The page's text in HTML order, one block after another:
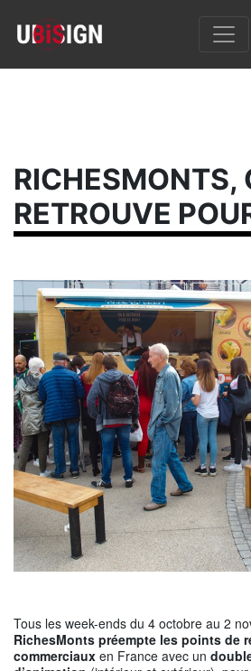
RICHESMONTS,
RETROUVE
Tous les week-ends du 4 octobre au 2
RichesMonts préempte les points de
commerciaux en France avec un